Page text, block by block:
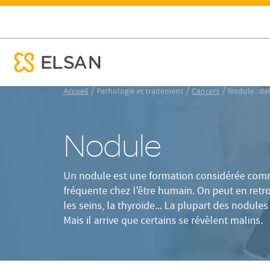
Nx:Aller
Nodule : définition, pathologie et lien avec le cancer
menu mobile
Accueil/ Pathologie et traitement/Cancers/ Nodule :
Nodule
Un nodule est une formation considérée
fréquente chez l'être humain. On peut en
les seins, la thyroïde... La plupart des
Mais il arrive que certains se révèlent malins.